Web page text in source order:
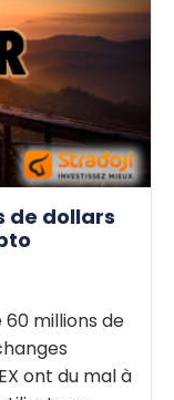
de dollars
millions de
ont du mal à